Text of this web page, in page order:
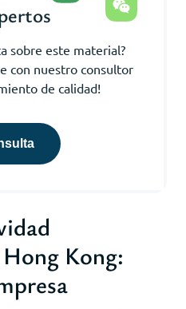
sobre este material?
con nuestro consultor
de calidad!
Kong: